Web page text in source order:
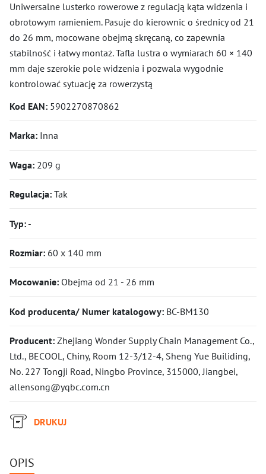
Uniwersalne lusterko rowerowe z regulacją kąta widzenia i
obrotowym ramieniem. Pasuje do kierownic o średnicy od 21
do 26 mm, mocowane obejmą skręcaną, co zapewnia
stabilność i łatwy montaż. Tafla lustra o wymiarach 60 × 140
mm daje szerokie pole widzenia i pozwala wygodnie
kontrolować sytuację za rowerzystą
Kod EAN: 5902270870862
Marka: Inna
Waga: 209 g
Regulacja: Tak
Typ: -
Rozmiar: 60 x 140 mm
Mocowanie: Obejma od 21 - 26 mm
Kod producenta/ Numer katalogowy: BC-BM130
Producent: Zhejiang Wonder Supply Chain Management Co.,
Ltd., BECOOL, Chiny, Room 12-3/12-4, Sheng Yue Builiding,
No. 227 Tongji Road, Ningbo Province, 315000, Jiangbei,
allensong@yqbc.com.cn
DRUKUJ
OPIS